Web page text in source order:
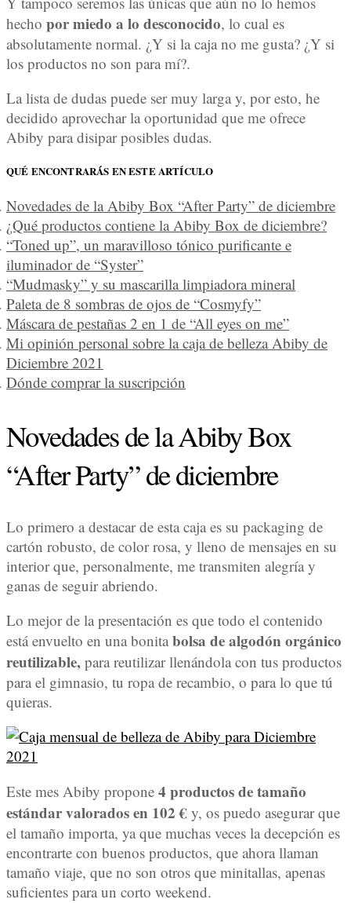
hecho por miedo a lo desconocido, lo cual es
absolutamente normal. ¿Y si la caja no me gusta? ¿Y si
los productos no son para mí?.
La lista de dudas puede ser muy larga y, por esto, he
decidido aprovechar la oportunidad que me ofrece
Abiby para disipar posibles dudas.
QUÉ ENCONTRARÁS EN ESTE ARTÍCULO
Novedades de la Abiby Box “After Party” de diciembre
¿Qué productos contiene la Abiby Box de diciembre?
“Toned up”, un maravilloso tónico purificante e
iluminador de “Syster”
“Mudmasky” y su mascarilla limpiadora mineral
Paleta de 8 sombras de ojos de “Cosmyfy”
Máscara de pestañas 2 en 1 de “All eyes on me”
Mi opinión personal sobre la caja de belleza Abiby de
Diciembre 2021
Dónde comprar la suscripción
Novedades de la Abiby Box
“After Party” de diciembre
Lo primero a destacar de esta caja es su packaging de
cartón robusto, de color rosa, y lleno de mensajes en su
interior que, personalmente, me transmiten alegría y
ganas de seguir abriendo.
Lo mejor de la presentación es que todo el contenido
está envuelto en una bonita bolsa de algodón orgánico
reutilizable, para reutilizar llenándola con tus productos
para el gimnasio, tu ropa de recambio, o para lo que tú
quieras.
Este mes Abiby propone 4 productos de tamaño
estándar valorados en 102 € y, os puedo asegurar que
el tamaño importa, ya que muchas veces la decepción es
encontrarte con buenos productos, que ahora llaman
tamaño viaje, que no son otros que minitallas, apenas
suficientes para un corto weekend.